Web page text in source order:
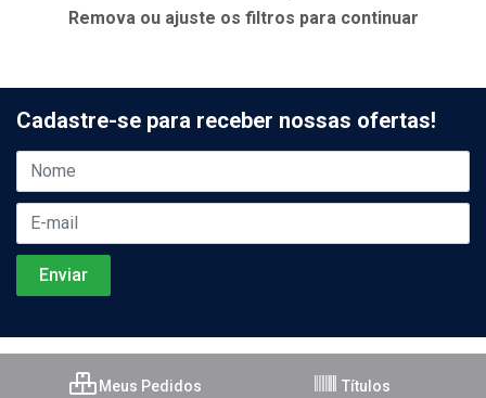
Remova ou ajuste os filtros para continuar
Cadastre-se para receber nossas ofertas!
Meus Pedidos Títulos